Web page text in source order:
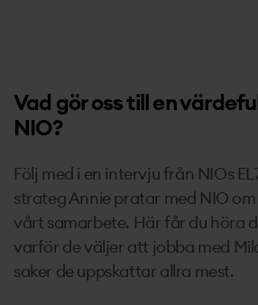
Vad gör oss till en
NIO?
Följ med i en intervju från NIOs
strateg Annie pratar med NIO
vårt samarbete. Här får du höra
varför de väljer att jobba med
saker de uppskattar allra mest.